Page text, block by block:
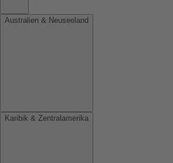
Australien & Neuseeland
Karibik & Zentralamerika